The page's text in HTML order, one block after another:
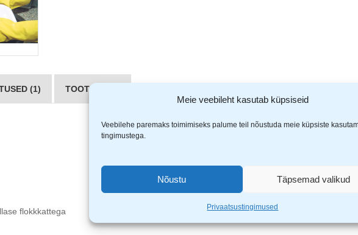
Meie veebileht kasutab küpsiseid
Veebilehe paremaks toimimiseks palume teil nõustuda meie küpsiste
tingimustega.
Nõustu Täpsemad valikud
Privaatsustingimused
(1) TOOTJAD (1)
flokkkattega